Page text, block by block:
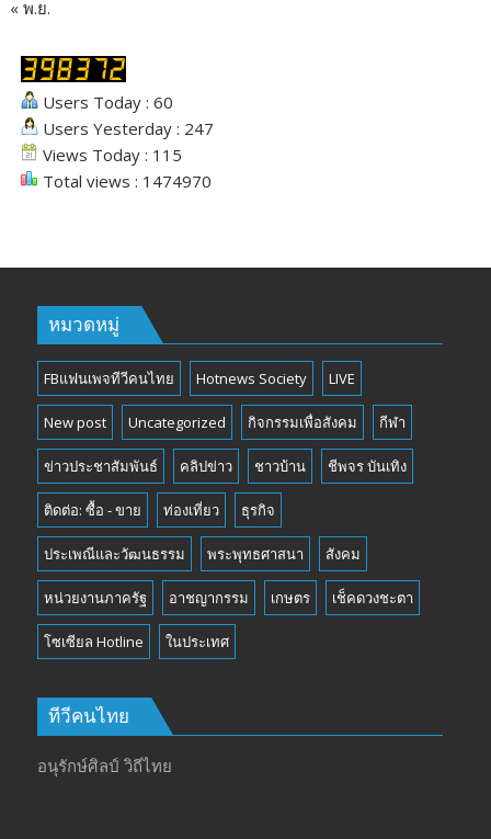
« พ.ย.
Users Today : 60
Users Yesterday : 247
Views Today : 115
Total views : 1474970
หมวดหมู่
FBแฟนเพจทีวีคนไทย Hotnews Society LIVE
New post Uncategorized กิจกรรมเพื่อสังคม กีฬา
ข่าวประชาสัมพันธ์ คลิปข่าว ชาวบ้าน ชีพจร บันเทิง
ติดต่อ: ซื้อ - ขาย ท่องเที่ยว ธุรกิจ
ประเพณีและวัฒนธรรม พระพุทธศาสนา สังคม
หน่วยงานภาครัฐ อาชญากรรม เกษตร เช็คดวงชะตา
โซเซียล Hotline ในประเทศ
ทีวีคนไทย
อนุรักษ์ศิลป์ วิถีไทย